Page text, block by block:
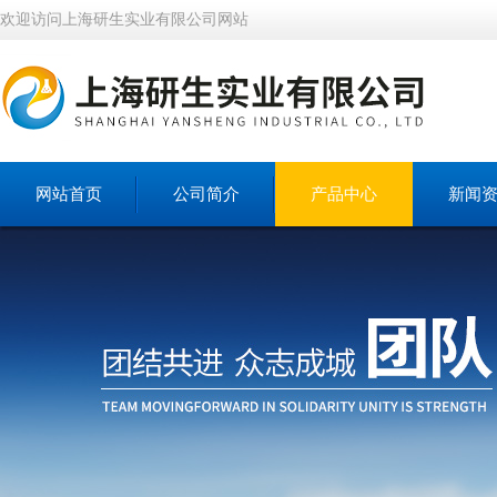
欢迎访问上海研生实业有限公司网站
网站首页 公司简介 产品中心 新闻